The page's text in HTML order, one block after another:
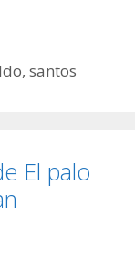
,santos
El palo